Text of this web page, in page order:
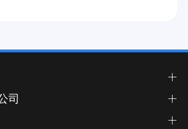
司